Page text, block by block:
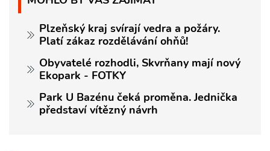
Plzeňský kraj svírají vedra a požáry.
Platí zákaz rozdělávání ohňů!
Obyvatelé rozhodli, Skvrňany mají nový
Ekopark - FOTKY
Park U Bazénu čeká proměna. Jednička
představí vítězný návrh